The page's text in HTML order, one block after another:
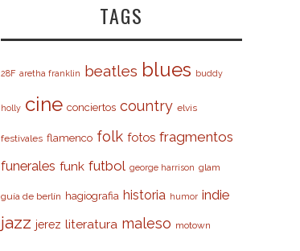
TAGS
28F aretha franklin beatles blues buddy
holly cine conciertos country elvis
festivales flamenco folk fotos fragmentos
funerales funk futbol george harrison glam
guía de berlín hagiografia historia humor indie
jazz jerez literatura maleso motown